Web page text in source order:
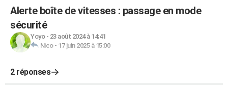
Alerte boîte de vitesses : passage en mode
sécurité
Yoyo- 23 août 2024 à 14:41
Nico- 17 juin 2025 à 15:00
2 réponses